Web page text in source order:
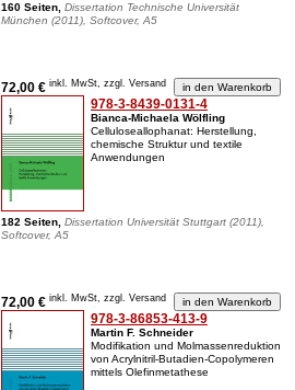
160 Seiten, Dissertation Technische Universität
München (2011), Softcover, A5
72,00 € inkl. MwSt, zzgl. Versand
978-3-8439-0131-4
Bianca-Michaela Wölfling
Celluloseallophanat: Herstellung,
chemische Struktur und textile
Anwendungen
182 Seiten, Dissertation Universität Stuttgart (2011),
Softcover, A5
72,00 € inkl. MwSt, zzgl. Versand
978-3-86853-413-9
Martin F. Schneider
Modifikation und Molmassenreduktion
von Acrylnitril-Butadien-Copolymeren
mittels Olefinmetathese